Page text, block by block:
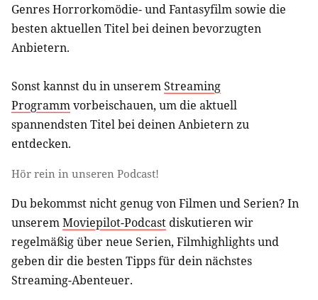
Genres Horrorkomödie- und Fantasyfilmsowie die
besten aktuellen Titel bei deinen bevorzugten
Anbietern.
Sonst kannst du in unseremStreaming
Programmvorbeischauen, um die aktuell
spannendsten Titel bei deinen Anbietern zu
entdecken.
Hör rein in unseren Podcast!
Du bekommst nicht genug von Filmen und Serien? In
unseremMoviepilot-Podcast diskutieren wir
regelmäßig über neue Serien, Filmhighlights und
geben dir die besten Tipps für dein nächstes
Streaming-Abenteuer.